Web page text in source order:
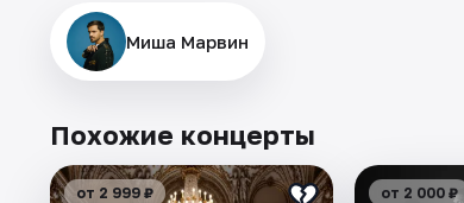
Миша Марвин
Похожие концерты
от 2 999 ₽ от 2 000 ₽